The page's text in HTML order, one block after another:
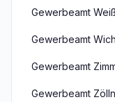
Gewerbeamt
Gewerbeamt
Gewerbeamt
Gewerbeamt